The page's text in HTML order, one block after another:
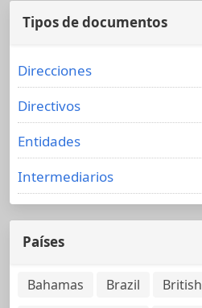
Tipos de documentos
Direcciones
Directivos
Entidades
Intermediarios
Países
Bahamas Brazil
British